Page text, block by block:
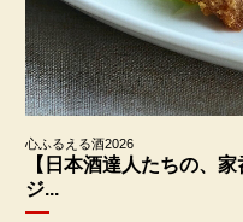
心ふるえる酒2026
【日本酒達人たちの、
ジ...